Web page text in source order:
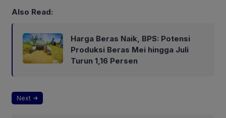
Also Read:
Harga Beras Naik, BPS: Potensi
Produksi Beras Mei hingga Juli
Turun 1,16 Persen
Next